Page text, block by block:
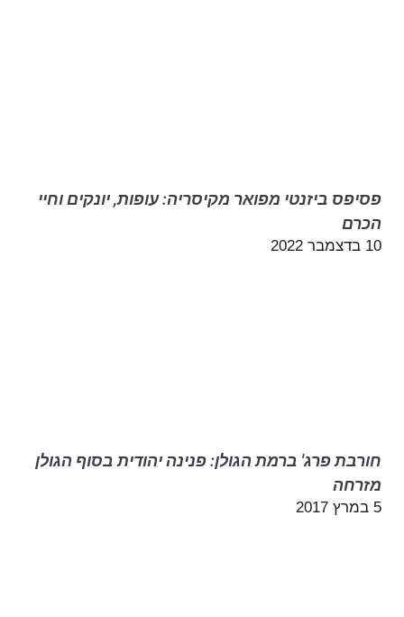
פסיפס ביזנטי מפואר מקיסריה: עופות, יונקים וחיי
הכרם
10 בדצמבר 2022
חורבת פרג' ברמת הגולן: פנינה יהודית בסוף הגולן
מזרחה
5 במרץ 2017